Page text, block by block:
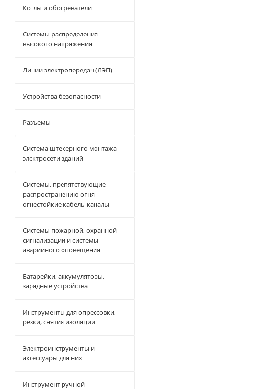
Котлы и обогреватели
Системы распределения
высокого напряжения
Линии электропередач (ЛЭП)
Устройства безопасности
Разъемы
Система штекерного монтажа
электросети зданий
Системы, препятствующие
распространению огня,
огнестойкие кабель-каналы
Системы пожарной, охранной
сигнализации и системы
аварийного оповещения
Батарейки, аккумуляторы,
зарядные устройства
Инструменты для опрессовки,
резки, снятия изоляции
Электроинструменты и
аксессуары для них
Инструмент ручной